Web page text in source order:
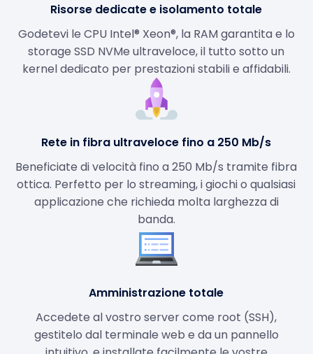
Risorse dedicate e isolamento totale
Godetevi le CPU Intel® Xeon®, la RAM garantita e lo
storage SSD NVMe ultraveloce, il tutto sotto un
kernel dedicato per prestazioni stabili e affidabili.
Rete in fibra ultraveloce fino a 250 Mb/s
Beneficiate di velocità fino a 250 Mb/s tramite fibra
ottica. Perfetto per lo streaming, i giochi o qualsiasi
applicazione che richieda molta larghezza di
banda.
Amministrazione totale
Accedete al vostro server come root (SSH),
gestitelo dal terminale web e da un pannello